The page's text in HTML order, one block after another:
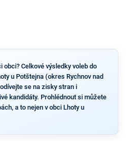
Celkové výsledky voleb do
u Potštejna (okres Rychnov nad
se na zisky stran i
kandidáty. Prohlédnout si můžete
a to nejen v obci Lhoty u